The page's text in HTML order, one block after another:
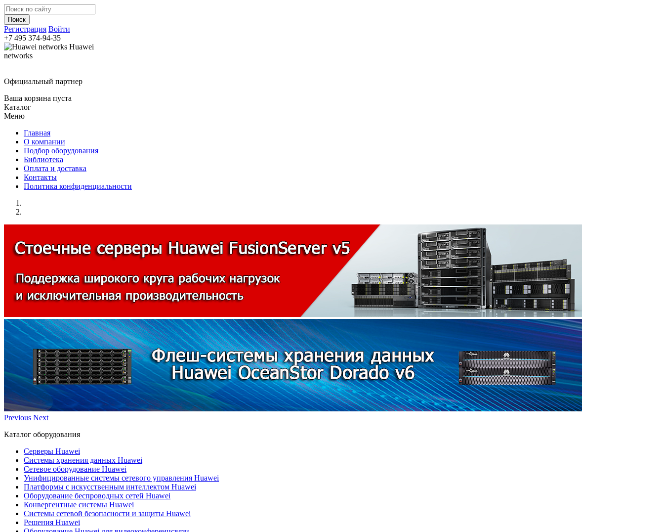
Регистрация Войти
+7 495 374-94-35
Huawei
networks
Официальный партнер
Ваша корзина пуста
Каталог
Меню
Главная
О компании
Подбор оборудования
Библиотека
Оплата и доставка
Контакты
Политика конфиденциальности
Previous Next
Каталог оборудования
Серверы Huawei
Системы хранения данных Huawei
Сетевое оборудование Huawei
Унифицированные системы сетевого управления Huawei
Платформы с искусственным интеллектом Huawei
Оборудование беспроводных сетей Huawei
Конвергентные системы Huawei
Системы сетевой безопасности и защиты Huawei
Решения Huawei